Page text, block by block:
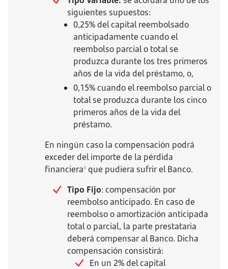
siguientes supuestos:
0,25% del capital reembolsado
anticipadamente cuando el
reembolso parcial o total se
produzca durante los tres primeros
años de la vida del préstamo, o,
0,15% cuando el reembolso parcial o
total se produzca durante los cinco
primeros años de la vida del
préstamo.
En ningún caso la compensación podrá
exceder del importe de la pérdida
financiera3 que pudiera sufrir el Banco.
Tipo Fijo: compensación por
reembolso anticipado. En caso de
reembolso o amortización anticipada
total o parcial, la parte prestataria
deberá compensar al Banco. Dicha
compensación consistirá:
En un 2% del capital